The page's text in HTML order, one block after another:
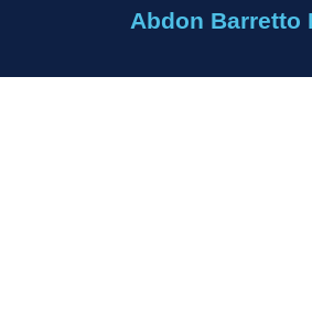
Abdon Barretto